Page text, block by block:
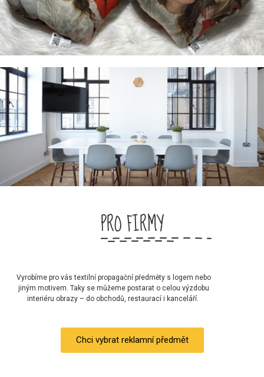
PRO FIRMY
Vyrobíme pro vás textilní propagační předměty s logem nebo
jiným motivem. Taky se můžeme postarat o celou výzdobu
interiéru obrazy – do obchodů, restaurací i kanceláří.
Chci vybrat reklamní předmět